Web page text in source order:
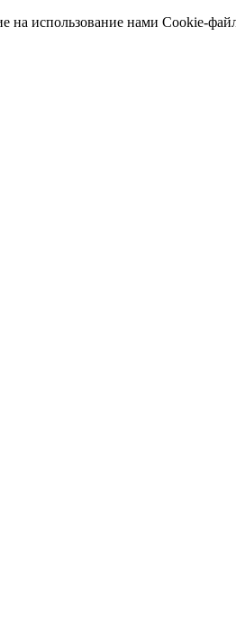
на использование нами Cookie-